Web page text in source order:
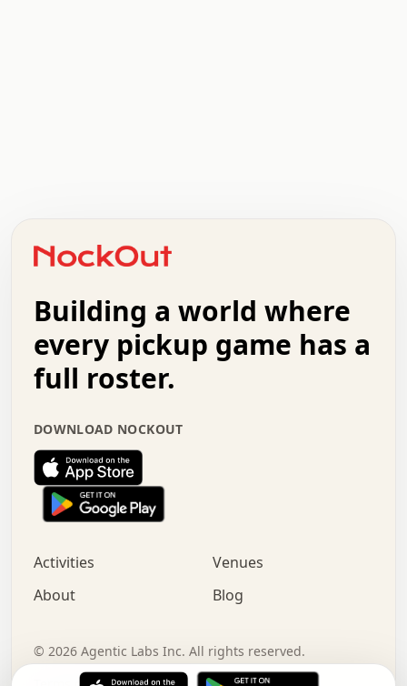
+   .   .   .   .   .   .   .   .   .   +   .   .
.   .   .   .   .   .   .   .   .   .   .   :   .
.   .   .   .   +   .   .   .   .   .   .   .   +
.   :   .   .   .   .   .   .   .   .   o   .   .
.   .   x   .   .   .   .   .   .   :   .   .   o
.   .   .   .   :   .   .   .   .   o   .   .   .
.   .   .   .   .   .   .   :   .   .   .   .   .
.   .   .   .   .   .   .   +   .   .   x   .   .
.   .   .   .   .   :   +   .   .   .   .   .   o
.   .   .   .   .   .   .   .   .   .   .   .   .
.   .   :   o   .   .   .   .   .   .   .   +   .
.   o   .   .   .   .   x   .   .   .   .   .   .
+   .   o   .   .   .   .   o   .   .   .   .
.   +   .   .   .   .   .   .   .   .   :   .   x
.   .   .   .   .   .   .   .   .   .   .   .   .   .
Building a world where
every pickup game has a
full roster.
DOWNLOAD NOCKOUT
Activities
Venues
About
Blog
© 2026 Agentic Labs Inc. All rights reserved.